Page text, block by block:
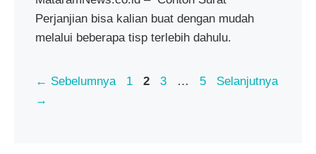
Perjanjian bisa kalian buat dengan mudah
melalui beberapa tisp terlebih dahulu.
← Sebelumnya Halaman
1 Halaman
2 Halaman
3 … Halaman
5
Selanjutnya
→